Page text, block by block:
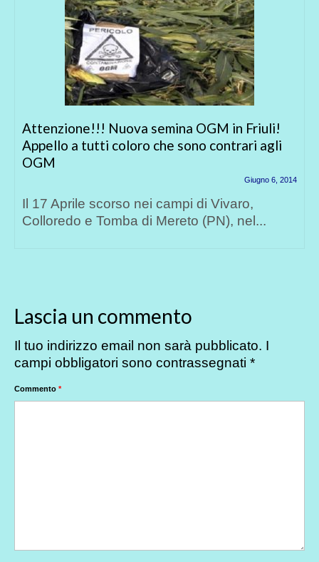
Attenzione!!! Nuova semina OGM in Friuli!
Appello a tutti coloro che sono contrari agli
OGM
Giugno 6, 2014
Il 17 Aprile scorso nei campi di Vivaro,
Colloredo e Tomba di Mereto (PN), nel...
Lascia un commento
Il tuo indirizzo email non sarà pubblicato. I
campi obbligatori sono contrassegnati *
Commento *